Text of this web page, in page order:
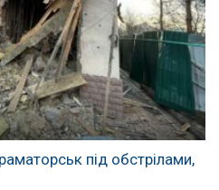
під обстрілами,